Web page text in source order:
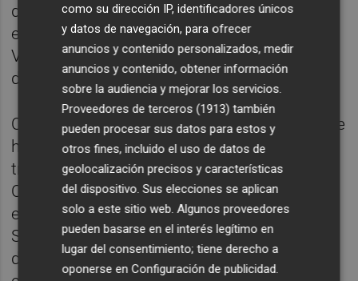
de
47,5 millones. De este total, 596.000
euros están ligados a una deuda del Institut
Valencià de Finances y 1,2 millones a otra
del Fogasa.
Otra parte importante son las30 marcas
que
ha comercializado Marie Claire en su larga
trayectoria, como Cheire, Kler, MC, Nublo,
Onne, Venis o Marie Claire Easyfit, así como
el producto acabado que no salío a la venta.
Son elementos que han ido perdiendo valor
desde que en septiembre de 2023 la
como su dirección IP, identificadores únicos
y datos de navegación, para ofrecer
anuncios y contenido personalizados, medir
anuncios y contenido, obtener información
sobre la audiencia y mejorar los servicios.
Proveedores de terceros (1913) también
pueden procesar sus datos para estos y
otros fines, incluido el uso de datos de
geolocalización precisos y características
del dispositivo. Sus elecciones se aplican
solo a este sitio web. Algunos proveedores
pueden basarse en el interés legítimo en
lugar del consentimiento; tiene derecho a
oponerse enConfiguración de publicidad.